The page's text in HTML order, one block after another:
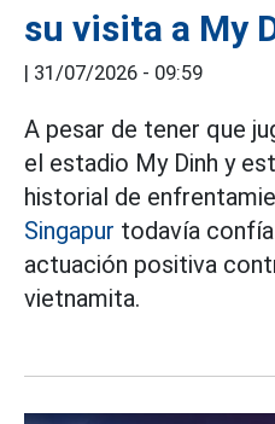
su visita a My
| 31/07/2026 - 09:59
A pesar de tener que
el estadio My Dinh y
historial de
Singapur todavía
actuación positiva
vietnamita.